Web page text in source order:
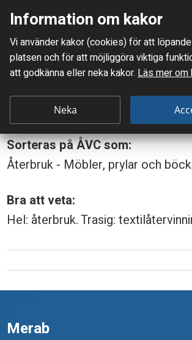
Mellanskånes Renhållnings AB
Du är här: Gardin
G
r
d
n
Gardin
Sorteras på ÅVC som:
Återbruk - Möbler, prylar och
Bra att veta:
Hel: återbruk. Trasig:
Merab
Information om kakor
Vi använder kakor (cookies) för att
platsen och för att möjlig­göra viktiga
att godkänna eller neka kakor. Läs mer om
Neka